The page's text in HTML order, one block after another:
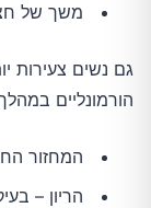
משך של
גם נשים צעירות
הורמונליים
המחזור
הריון –